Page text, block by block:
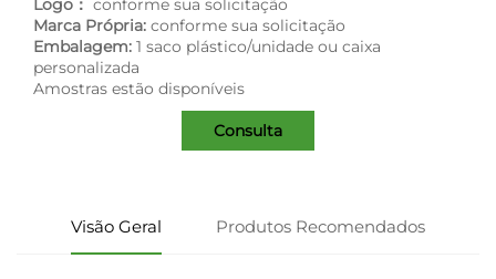
Logo： conforme sua solicitação
Marca Própria: conforme sua solicitação
Embalagem: 1 saco plástico/unidade ou caixa
personalizada
Amostras estão disponíveis
Consulta
Visão Geral Produtos Recomendados